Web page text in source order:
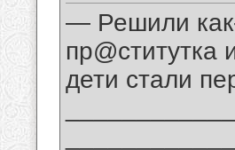
— Решили
дети стали